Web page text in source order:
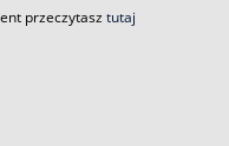
przeczytasztutaj